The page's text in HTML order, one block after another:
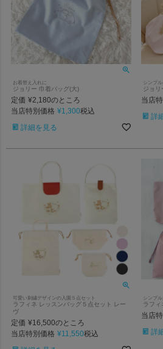
お着替え入れに
ジョリー 巾着バッグ(大)
定価 ¥2,180のところ
当店特別価格 ¥1,300税込
詳細を見る
シンプ
ジョリ
当店
詳
可愛い刺繍デザインの入園５点セット
ラフィネ レッスンバッグ５点セット レー
ヴ
定価 ¥16,500のところ
当店特別価格 ¥11,550税込
シンプ
ラフィ
当店
詳